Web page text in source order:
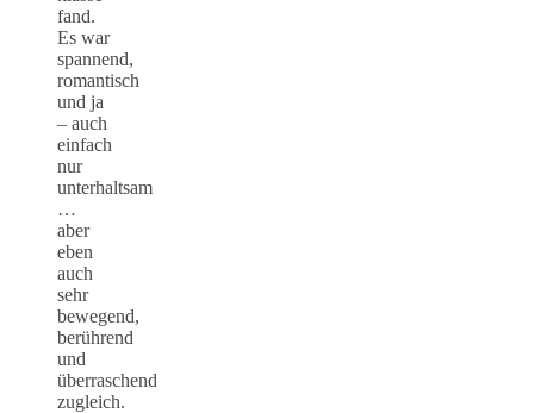
fand.
Es war
spannend,
romantisch
und ja
– auch
einfach
nur
unterhaltsam
…
aber
eben
auch
sehr
bewegend,
berührend
und
überraschend
zugleich.